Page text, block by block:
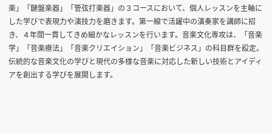
楽」「鍵盤楽器」「管弦打楽器」の３コースにおいて、個人レッスンを主軸に
した学びで表現力や演技力を磨きます。第一線で活躍中の演奏家を講師に招
き、４年間一貫してきめ細かなレッスンを行います。音楽文化専攻は、「音楽
学」「音楽療法」「音楽クリエイション」「音楽ビジネス」の科目群を設定。
伝統的な音楽文化の学びと現代の多様な音楽に対応した新しい技術とアイディ
アを創出する学びを展開します。